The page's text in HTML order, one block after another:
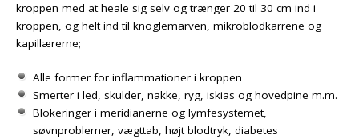
kroppen med at heale sig selv og trænger 20 til 30 cm ind i
kroppen, og helt ind til knoglemarven, mikroblodkarrene og
kapillærerne;
Alle former for inflammationer i kroppen
Smerter i led, skulder, nakke, ryg, iskias og hovedpine m.m.
Blokeringer i meridianerne og lymfesystemet,
søvnproblemer, vægttab, højt blodtryk, diabetes